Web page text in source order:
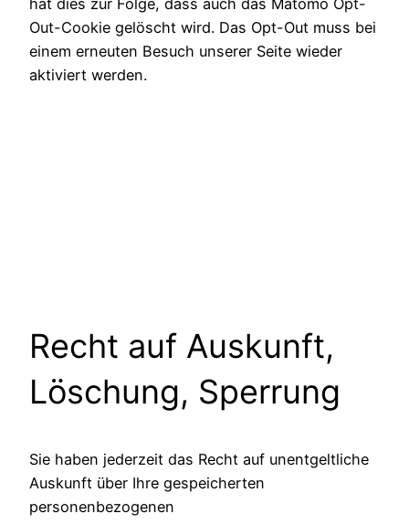
Out-Cookie gelöscht wird. Das Opt-Out muss bei
einem erneuten Besuch unserer Seite wieder
aktiviert werden.
Recht auf Auskunft,
Löschung, Sperrung
Sie haben jederzeit das Recht auf unentgeltliche
Auskunft über Ihre gespeicherten
personenbezogenen